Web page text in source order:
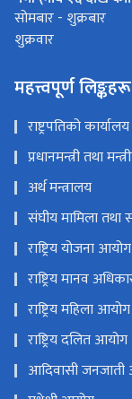
सोमबार - शुक्रबार
शुक्रवार
महत्त्वपूर्ण लिङ्कहरू
राष्ट्रपतिको कार्यालय
प्रधानमन्त्री तथा
अर्थ मन्त्रालय
संघीय मामिला तथा
राष्ट्रिय योजना आयोग
राष्ट्रिय मानव
राष्ट्रिय महिला आयोग
राष्ट्रिय दलित आयोग
आदिवासी